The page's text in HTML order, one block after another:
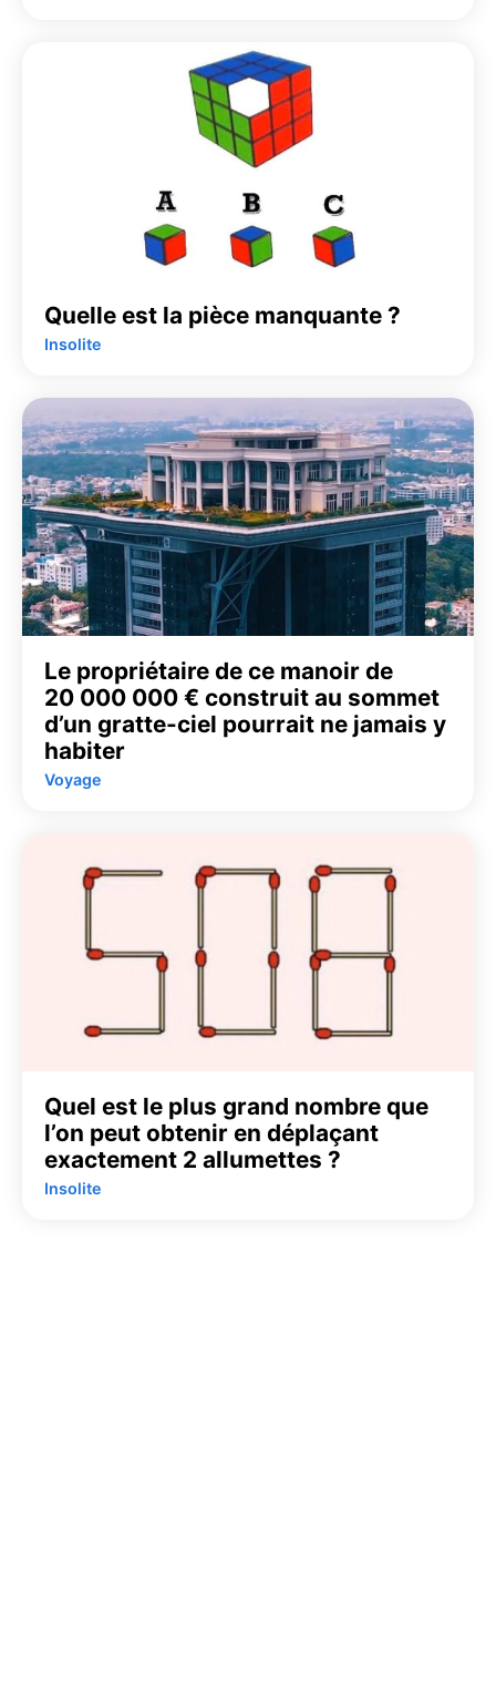
Quelle est la pièce manquante ?
Insolite
Le propriétaire de ce manoir de
20 000 000 € construit au sommet
d’un gratte-ciel pourrait ne jamais y
habiter
Voyage
Quel est le plus grand nombre que
l’on peut obtenir en déplaçant
exactement 2 allumettes ?
Insolite